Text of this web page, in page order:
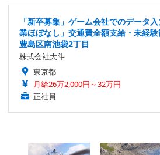
「新卒募集」ゲーム会社でのデータ
業ほぼなし」交通費全額支給・未経
豊島区南池袋2丁目
株式会社大斗
東京都
月給26万2,000円～32万円
正社員